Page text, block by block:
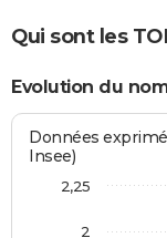
Qui sont les
Evolution du
Données
Insee)
2
2,25